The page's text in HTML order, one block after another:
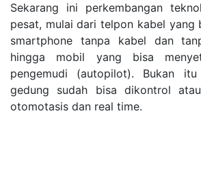
Sekarang ini perkembangan
pesat, mulai dari telpon kabel yang
smartphone tanpa kabel dan
hingga mobil yang bisa
pengemudi (autopilot). Bukan
gedung sudah bisa dikontrol
otomotasis dan real time.